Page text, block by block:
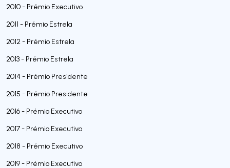
2010 - Prémio Executivo
2011 - Prémio Estrela
2012 - Prémio Estrela
2013 - Prémio Estrela
2014 - Prémio Presidente
2015 - Prémio Presidente
2016 - Prémio Executivo
2017 - Prémio Executivo
2018 - Prémio Executivo
2019 - Prémio Executivo